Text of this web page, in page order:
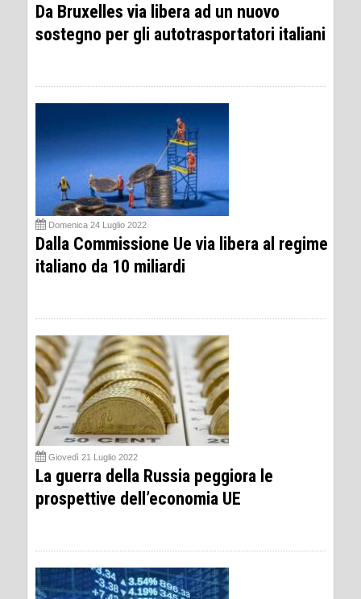
Da Bruxelles via libera ad un nuovo
sostegno per gli autotrasportatori italiani
Domenica 24 Luglio 2022
Dalla Commissione Ue via libera al regime
italiano da 10 miliardi
Giovedì 21 Luglio 2022
La guerra della Russia peggiora le
prospettive dell’economia UE